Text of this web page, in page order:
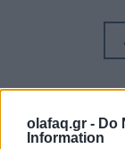
olafaq.gr - Do
Information
Δημοσιεύθηκε σε